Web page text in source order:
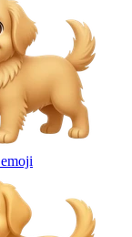
emoji